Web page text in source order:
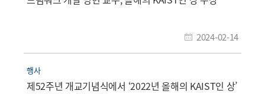
2024-02-14
행사
제52주년 개교기념식에서 ‘2022년 올해의 KAIST인 상’